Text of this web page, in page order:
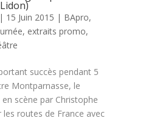
| 15 Juin 2015 | BApro,
, extraits promo,
succès pendant 5
Montparnasse, le
scène par Christophe
les routes de France avec